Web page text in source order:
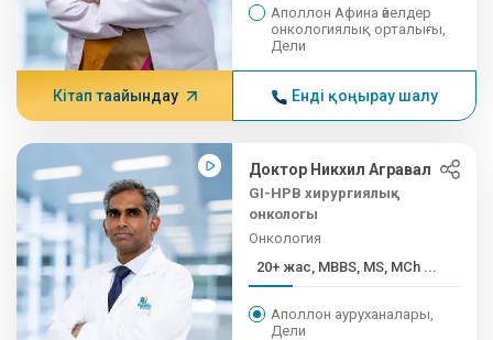
Аполлон Афина әйелдер
онкологиялық орталығы,
Дели
Кітап тағайындау Енді қоңырау шалу
Доктор Никхил Агравал
GI-HPB хирургиялық
онкологы
Онкология
20+ жас, MBBS, MS, MCh ...
Аполлон ауруханалары,
Дели